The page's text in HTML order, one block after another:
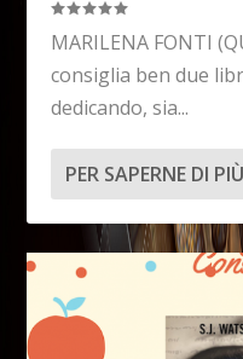
MARILENA FONTI
consiglia ben due
dedicando, sia...
PER SAPERNE DI PIÙ